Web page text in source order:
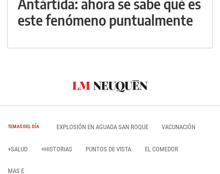
Antártida: ahora se sabe qué es
este fenómeno puntualmente
TEMAS DEL DÍA EXPLOSIÓN EN AGUADA SAN ROQUE VACUNACIÓN
+SALUD +HISTORIAS PUNTOS DE VISTA EL COMEDOR
MAS E